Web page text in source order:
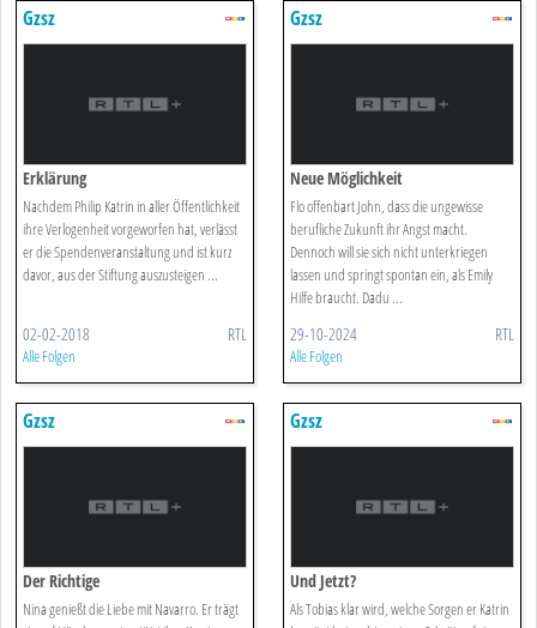
Gzsz
Erklärung
Nachdem Philip Katrin in aller Öffentlichkeit
ihre Verlogenheit vorgeworfen hat, verlässt
er die Spendenveranstaltung und ist kurz
davor, aus der Stiftung auszusteigen ...
02-02-2018 RTL
Alle Folgen
Gzsz
Neue Möglichkeit
Flo offenbart John, dass die ungewisse
berufliche Zukunft ihr Angst macht.
Dennoch will sie sich nicht unterkriegen
lassen und springt spontan ein, als Emily
Hilfe braucht. Dadu ...
29-10-2024 RTL
Alle Folgen
Gzsz
Der Richtige
Nina genießt die Liebe mit Navarro. Er trägt
Gzsz
Und Jetzt?
Als Tobias klar wird, welche Sorgen er Katrin